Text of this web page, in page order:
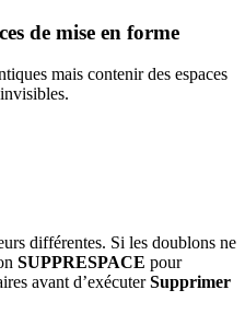
de mise en forme
mais contenir des espaces
différentes. Si les doublons ne
SUPPRESPACE pour
avant d’exécuterSupprimer